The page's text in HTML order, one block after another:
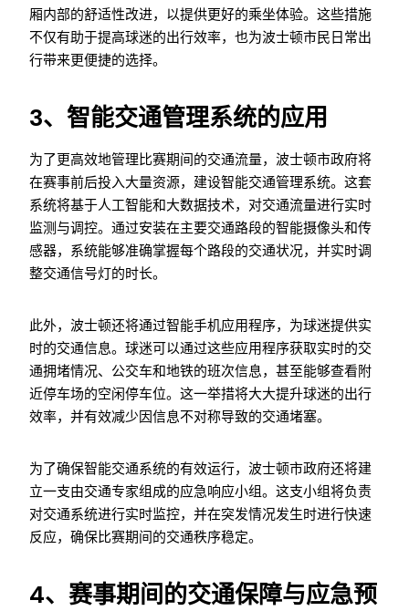
厢内部的舒适性改进，以提供更好的乘坐体验。这些措施
不仅有助于提高球迷的出行效率，也为波士顿市民日常出
行带来更便捷的选择。
3、智能交通管理系统的应用
为了更高效地管理比赛期间的交通流量，波士顿市政府将
在赛事前后投入大量资源，建设智能交通管理系统。这套
系统将基于人工智能和大数据技术，对交通流量进行实时
监测与调控。通过安装在主要交通路段的智能摄像头和传
感器，系统能够准确掌握每个路段的交通状况，并实时调
整交通信号灯的时长。
此外，波士顿还将通过智能手机应用程序，为球迷提供实
时的交通信息。球迷可以通过这些应用程序获取实时的交
通拥堵情况、公交车和地铁的班次信息，甚至能够查看附
近停车场的空闲停车位。这一举措将大大提升球迷的出行
效率，并有效减少因信息不对称导致的交通堵塞。
为了确保智能交通系统的有效运行，波士顿市政府还将建
立一支由交通专家组成的应急响应小组。这支小组将负责
对交通系统进行实时监控，并在突发情况发生时进行快速
反应，确保比赛期间的交通秩序稳定。
4、赛事期间的交通保障与应急预